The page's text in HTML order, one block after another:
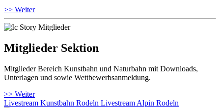
>> Weiter
Mitglieder Sektion
Mitglieder Bereich Kunstbahn und Naturbahn mit Downloads,
Unterlagen und sowie Wettbewerbsanmeldung.
>> Weiter
Livestream Kunstbahn Rodeln Livestream Alpin Rodeln